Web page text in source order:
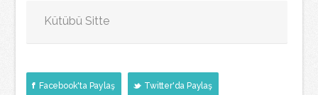
Kütübü Sitte
Facebook'ta Paylaş Twitter'da Paylaş